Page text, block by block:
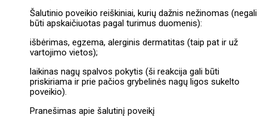
Šalutinio poveikio reiškiniai, kurių dažnis nežinomas (negali
būti apskaičiuotas pagal turimus duomenis):
išbėrimas, egzema, alerginis dermatitas (taip pat ir už
vartojimo vietos);
laikinas nagų spalvos pokytis (ši reakcija gali būti
priskiriama ir prie pačios grybelinės nagų ligos sukelto
poveikio).
Pranešimas apie šalutinį poveikį